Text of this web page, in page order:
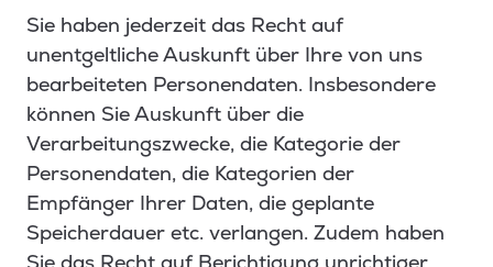
Sie haben jederzeit das Recht auf
unentgeltliche Auskunft über Ihre von uns
bearbeiteten Personendaten. Insbesondere
können Sie Auskunft über die
Verarbeitungszwecke, die Kategorie der
Personendaten, die Kategorien der
Empfänger Ihrer Daten, die geplante
Speicherdauer etc. verlangen. Zudem haben